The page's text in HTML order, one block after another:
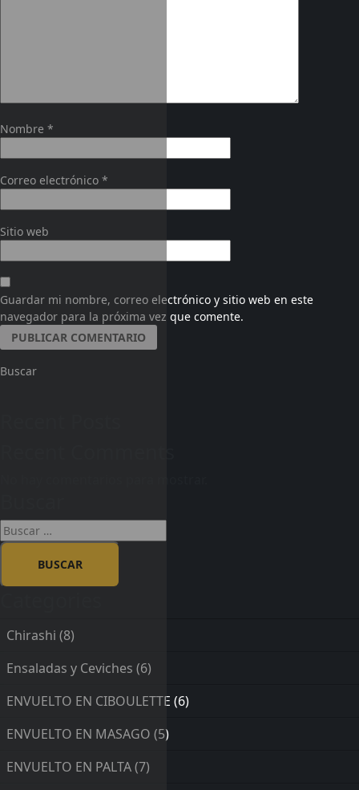
Nombre *
Correo electrónico *
Sitio web
Guardar mi nombre, correo electrónico y sitio web en este
navegador para la próxima vez que comente.
Buscar
Chirashi (8)
Ensaladas y Ceviches (6)
ENVUELTO EN CIBOULETTE (6)
ENVUELTO EN MASAGO (5)
ENVUELTO EN PALTA(7)